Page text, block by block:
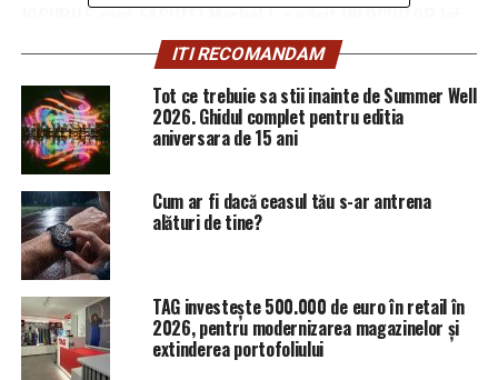
JOCURILE sunt FĂCUTE! Merkel i-a găsit ÎNLOCUITOR lui
JUNKER | Sibiul de AZI
ITI RECOMANDAM
Tot ce trebuie sa stii inainte de Summer Well
2026. Ghidul complet pentru editia
aniversara de 15 ani
Cum ar fi dacă ceasul tău s-ar antrena
alături de tine?
TAG investește 500.000 de euro în retail în
2026, pentru modernizarea magazinelor și
extinderea portofoliului